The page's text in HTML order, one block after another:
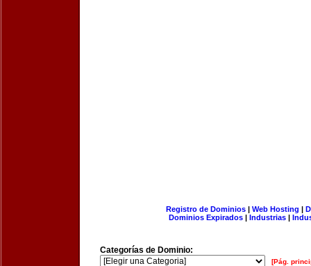
Registro de Dominios| Web Hosting |
Dominios Expirados | Industrias |
Categorías de Dominio:
[Pág.